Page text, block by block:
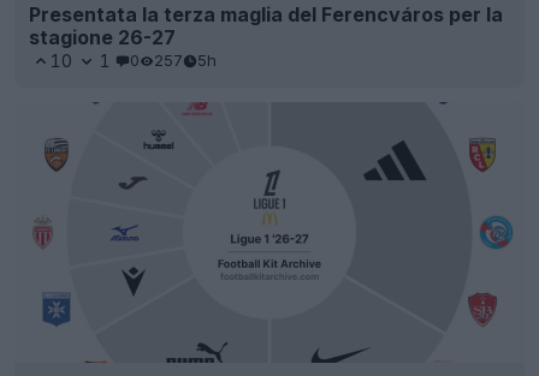
Presentata la terza maglia del Ferencváros per la
stagione 26-27
10 1 0 257 5h